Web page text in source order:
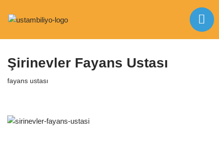
geç
Şirinevler Fayans Ustası
fayans ustası